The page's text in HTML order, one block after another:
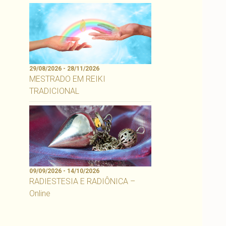
29/08/2026 - 28/11/2026
MESTRADO EM REIKI
TRADICIONAL
09/09/2026 - 14/10/2026
RADIESTESIA E RADIÔNICA –
Online